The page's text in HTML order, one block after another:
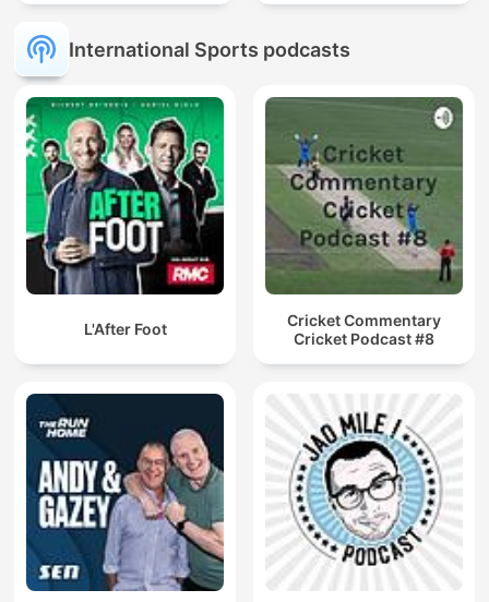
International Sports podcasts
L'After Foot
Cricket Commentary
Cricket Podcast #8